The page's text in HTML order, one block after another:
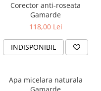
Corector anti-roseata
Gamarde
118,00 Lei
INDISPONIBIL
Apa micelara naturala